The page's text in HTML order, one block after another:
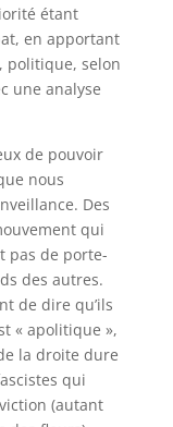
étant
en apportant
politique, selon
une analyse
de pouvoir
nous
Des
qui
pas de porte-
des autres.
de dire qu’ils
« apolitique »,
la droite dure
qui
(autant